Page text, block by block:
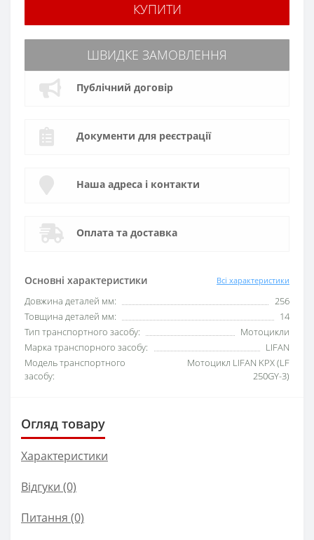
Основні характеристики Всі характеристики
Довжина деталей мм:
256
Товщина деталей мм:
14
Тип транспортного засобу:
Мотоцикли
Марка транспорного засобу:
LIFAN
Модель транспортного
засобу:
Мотоцикл LIFAN KPX (LF
250GY-3)
КУПИТИ
ШВИДКЕ ЗАМОВЛЕННЯ
Публічний договір
Документи для реєстрації
Наша адреса і контакти
Оплата та доставка
Огляд товару
Характеристики
Відгуки (0)
Питання (0)